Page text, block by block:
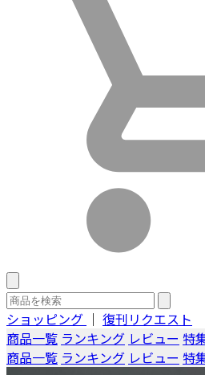
ショッピング ｜ 復刊リクエスト
商品一覧 ランキング レビュー 特
商品一覧 ランキング レビュー 特